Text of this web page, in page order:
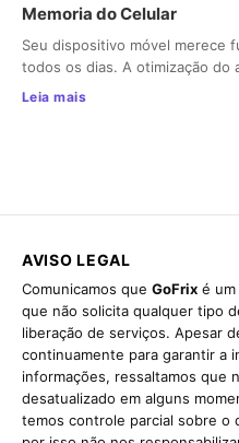
Memoria do Celular
Seu dispositivo móvel merece
todos os dias. A otimização do
Leia mais
AVISO LEGAL
Comunicamos que GoFrix é
que não solicita qualquer tipo
liberação de serviços. Apesar
continuamente para garantir a
informações, ressaltamos que
desatualizado em alguns
temos controle parcial sobre o